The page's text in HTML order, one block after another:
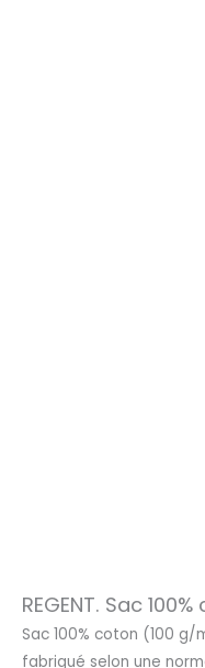
REGENT. Sac
Sac 100% coton (100
fabriqué selon une